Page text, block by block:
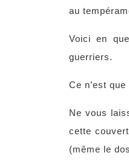
au
Voici en
guerriers.
Ce n’est
Ne vous
cette
(même le